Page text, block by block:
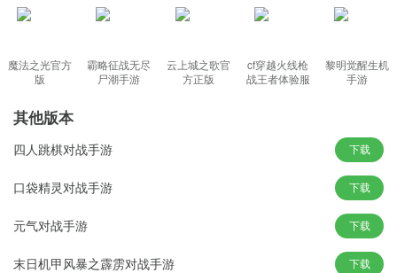
【人族】
天道不仁不公，掀翻它又何妨
人族主要擅长物理攻击，防御高，可持续输出高。
仙族由天地灵气化育而成!他们热爱无拘无束的生活，本无意卷入世
间纷争，却在经历同族离世之痛后，誓要摆脱生死薄的掌控，与天
地同寿。他们游历人间，寻觅长生之道，终得世外高人指点，习得
一身通天本领，成为三界争相拉拢的对象
魔法之光官方
版
霸略征战无尽
尸潮手游
云上城之歌官
方正版
cf穿越火线枪
战王者体验服
黎明觉醒生机
手游
其他版本
四人跳棋对战手游 下载
口袋精灵对战手游 下载
元气对战手游 下载
末日机甲风暴之霹雳对战手游 下载